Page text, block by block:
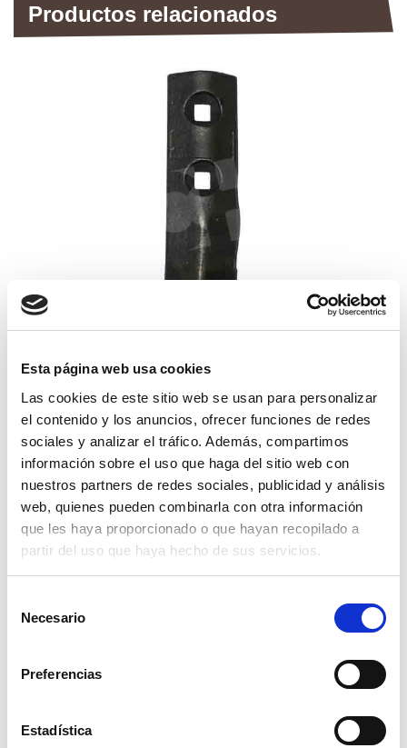
Esta página web usa cookies
Las cookies de este sitio web se usan para personalizar
el contenido y los anuncios, ofrecer funciones de redes
sociales y analizar el tráfico. Además, compartimos
información sobre el uso que haga del sitio web con
nuestros partners de redes sociales, publicidad y análisis
web, quienes pueden combinarla con otra información
que les haya proporcionado o que hayan recopilado a
partir del uso que haya hecho de sus servicios.
Necesario
Preferencias
Estadística
Productos relacionados
reja de sembradora sola tungsteno
26,29€ comprar